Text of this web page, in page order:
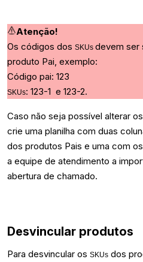
Atenção!
Os códigos dos SKUs devem ser
produto Pai, exemplo:
Código pai: 123
SKUs: 123-1 e 123-2.
Caso não seja possível alterar
crie uma planilha com duas
dos produtos Pais e uma com
a equipe de atendimento a
abertura de chamado.
Desvincular produtos
Para desvincular os SKUs dos